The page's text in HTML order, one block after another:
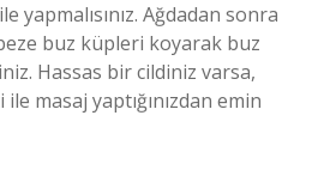
yapmalısınız. Ağdadan sonra
buz küpleri koyarak buz
Hassas bir cildiniz varsa,
masaj yaptığınızdan emin